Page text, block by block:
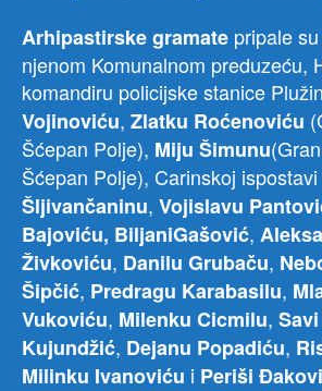
Arhipastirske gramate pripale
njenom Komunalnom preduzeću,
komandiru policijske stanice
Vojinoviću, Zlatku Roćenoviću
Šćepan Polje), Miju Šimunu
Šćepan Polje), Carinskoj
Šljivančaninu, Vojislavu
Bajoviću, BiljaniGašović,
Živkoviću, Danilu Grubaču,
Šipčić, Predragu Karabasilu,
Vukoviću, Milenku Cicmilu, Savi
Kujundžić, Dejanu Popadiću,
Milinku Ivanoviću i Periši